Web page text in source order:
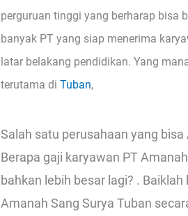
perguruan tinggi yang berharap bisa
banyak PT yang siap menerima
latar belakang pendidikan. Yang
terutama di Tuban,
Salah satu perusahaan yang
Berapa gaji karyawan PT
bahkan lebih besar lagi? .
Amanah Sang Surya Tuban